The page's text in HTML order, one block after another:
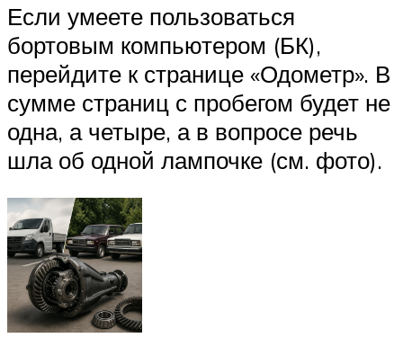
Если умеете пользоваться
бортовым компьютером (БК),
перейдите к странице «Одометр». В
сумме страниц с пробегом будет не
одна, а четыре, а в вопросе речь
шла об одной лампочке (см. фото).